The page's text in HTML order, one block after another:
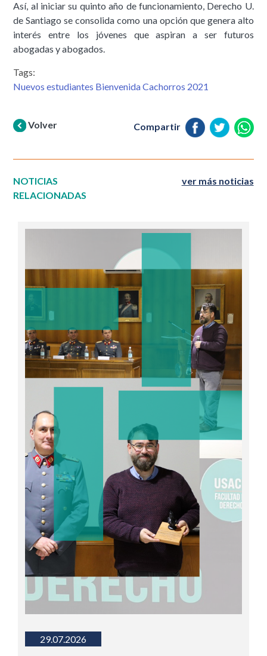
Así, al iniciar su quinto año de funcionamiento, Derecho U.
de Santiago se consolida como una opción que genera alto
interés entre los jóvenes que aspiran a ser futuros
abogadas y abogados.
Tags:
Nuevos estudiantes Bienvenida Cachorros 2021
Volver Compartir
NOTICIAS
RELACIONADAS
ver más noticias
29.07.2026